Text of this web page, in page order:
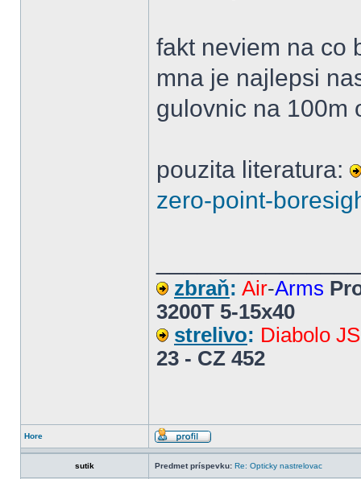
fakt neviem na co
mna je najlepsi
gulovnic na 100m
pouzita literatura:
zero-point-
zbraň: Air-Arms
3200T 5-15x40
strelivo: Diabolo
23 - CZ 452
Hore
sutik Predmet príspevku: Re: Opticky nastrelovac